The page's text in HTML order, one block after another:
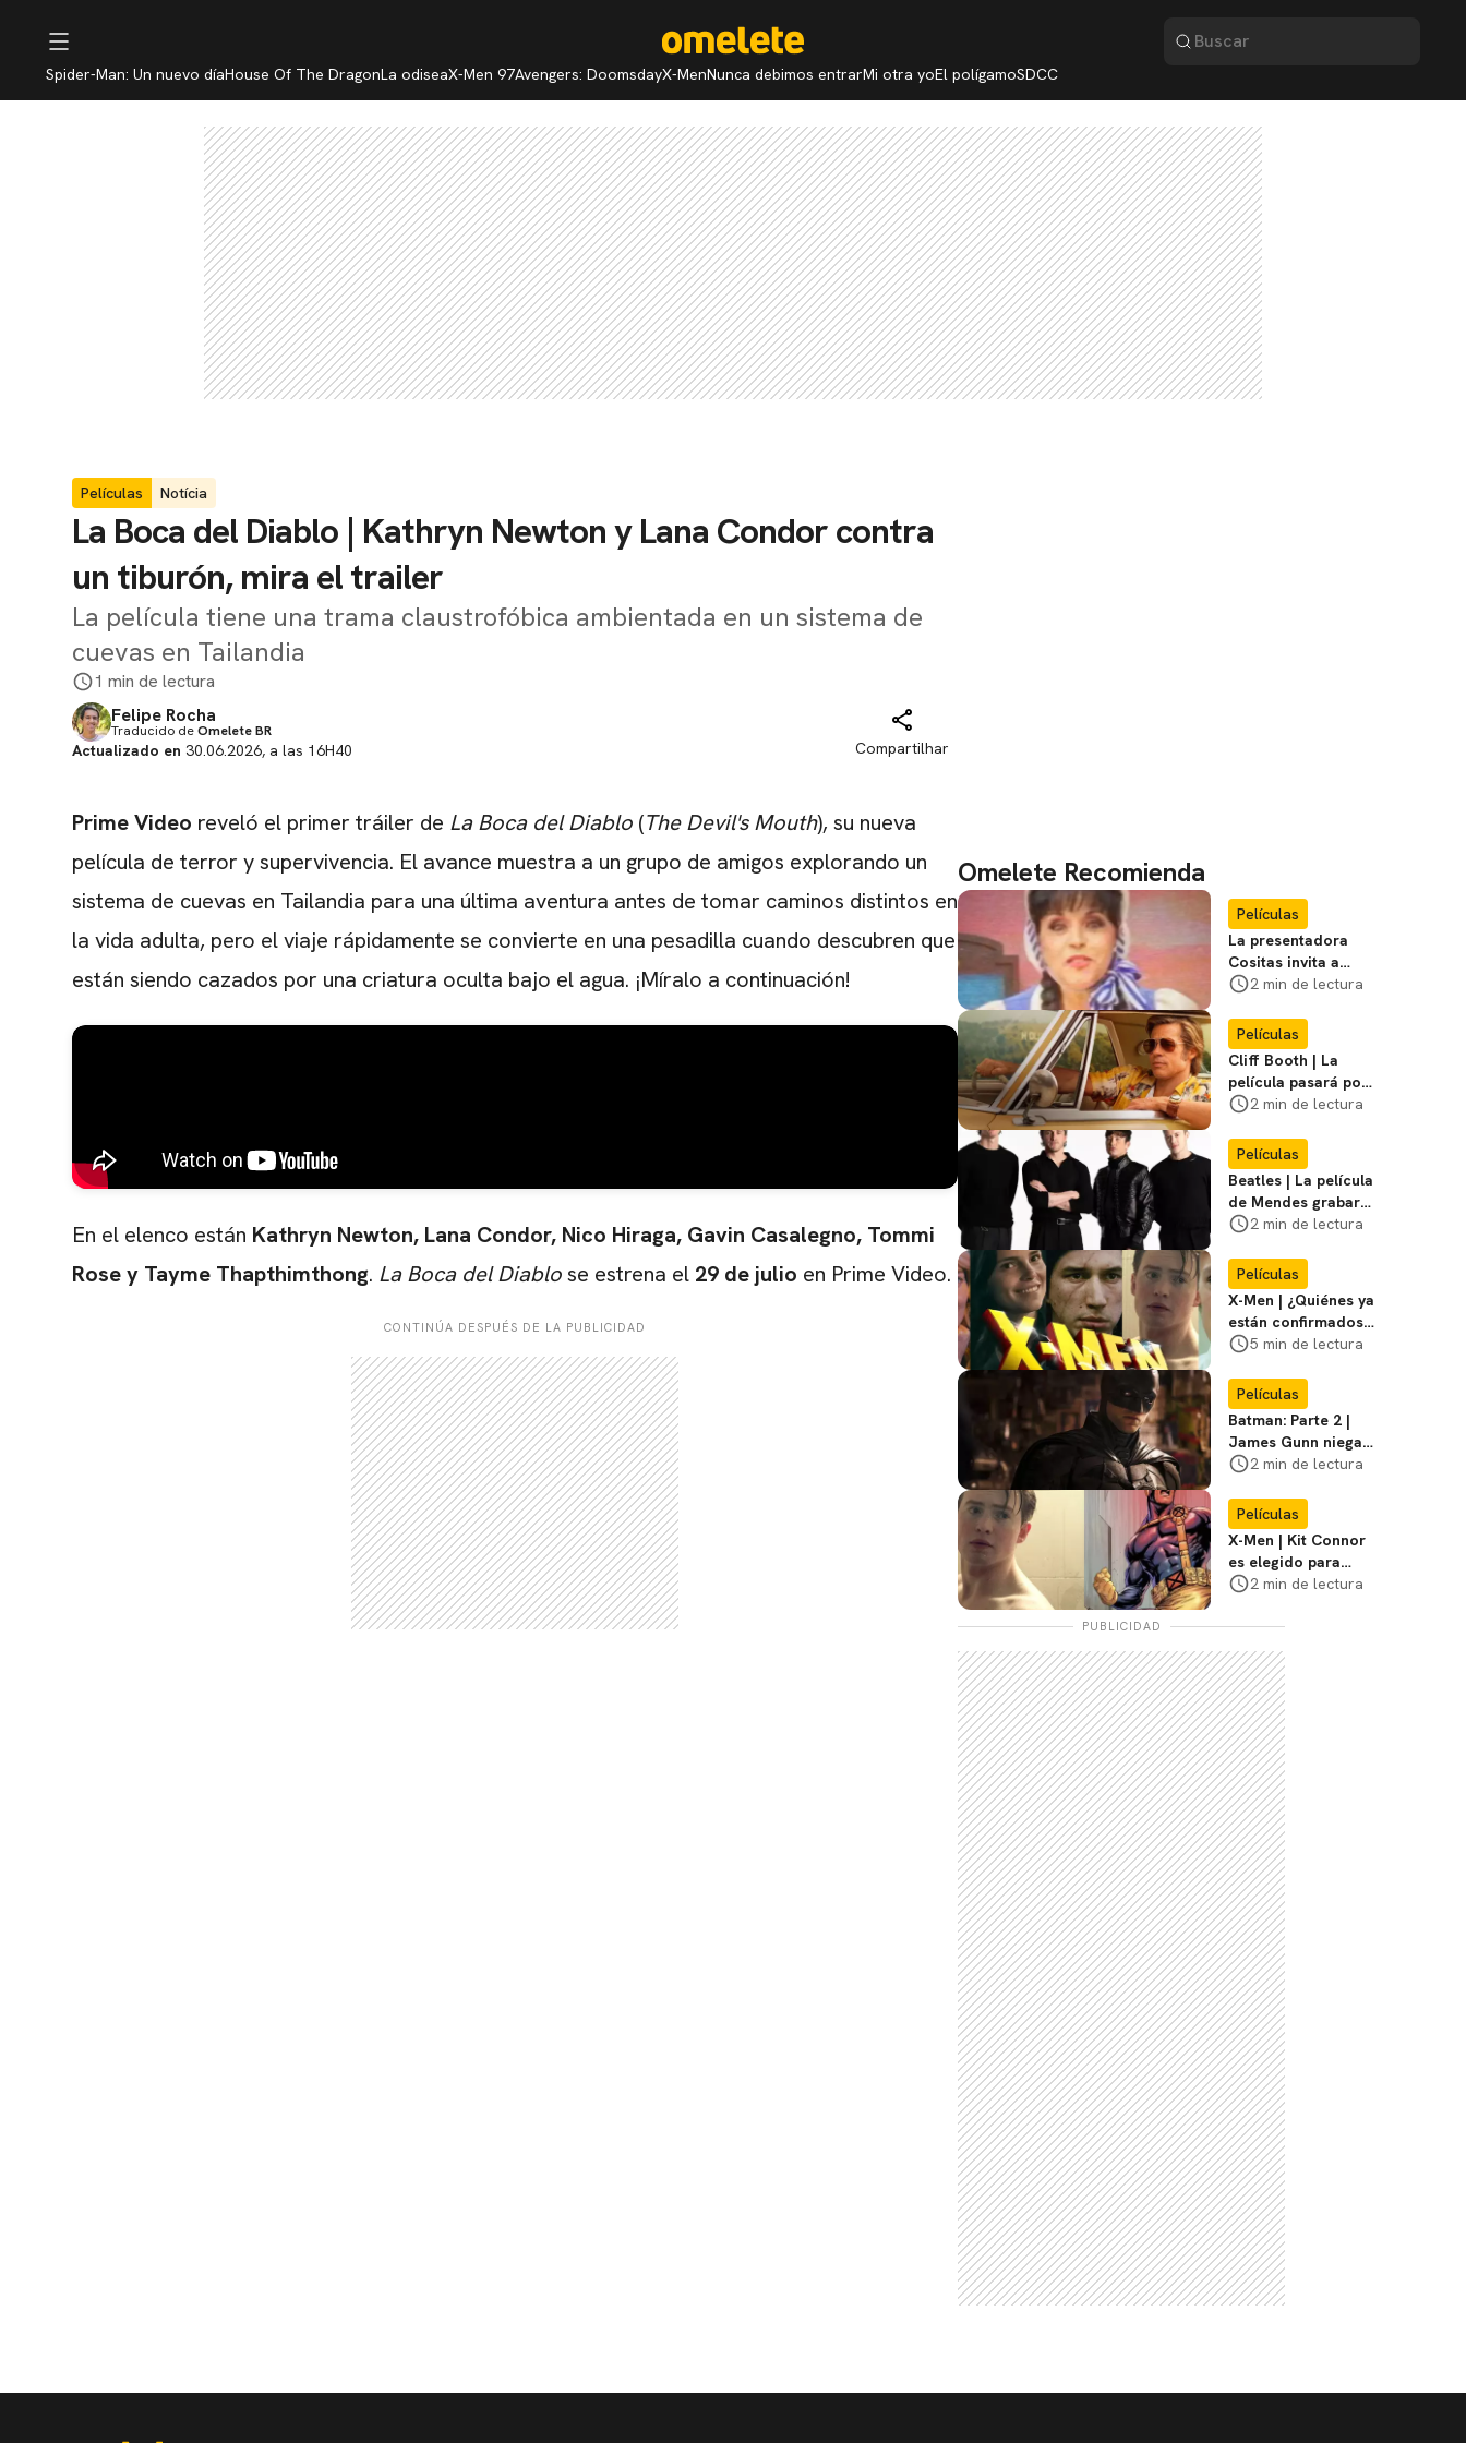
Spider-Man: Un nuevo díaHouse Of The DragonLa odiseaX-Men 97Avengers: DoomsdayX-MenNunca debimos entrarMi otra yoEl polígamoSDCC
Películas Notícia
La Boca del Diablo | Kathryn Newton y Lana Condor contra
un tiburón, mira el trailer
La película tiene una trama claustrofóbica ambientada en un sistema de
cuevas en Tailandia
1 min de lectura
Felipe Rocha
Traducido deOmelete BR
Actualizado en 30.06.2026, a las 16H40 Compartilhar
Prime Video reveló el primer tráiler de La Boca del Diablo (The Devil's Mouth), su nueva
película de terror y supervivencia. El avance muestra a un grupo de amigos explorando un
sistema de cuevas en Tailandia para una última aventura antes de tomar caminos distintos en
la vida adulta, pero el viaje rápidamente se convierte en una pesadilla cuando descubren que
están siendo cazados por una criatura oculta bajo el agua. ¡Míralo a continuación!
En el elenco están Kathryn Newton, Lana Condor, Nico Hiraga, Gavin Casalegno, Tommi
Rosey Tayme Thapthimthong. La Boca del Diablose estrena el 29 de julio en Prime Video.
CONTINÚA DESPUÉS DE LA PUBLICIDAD
Omelete Recomienda
Películas
La presentadora
Cositas invita a
visitar el
Miasma
2 min de lectura
Películas
Cliff Booth | La
película pasará por
nuevas filmaciones
2 min de lectura
Películas
Beatles | La película
de Mendes grabará
escenas en la
2 min de lectura
Películas
X-Men | ¿Quiénes ya
están confirmados
en la película de
favoritos
5 min de lectura
Películas
Batman: Parte 2 |
James Gunn niega
que se filme la parte
2 min de lectura
Películas
X-Men | Kit Connor
es elegido para
interpretar a
película
2 min de lectura
PUBLICIDAD
CARREGANDO PUBLICIDADE